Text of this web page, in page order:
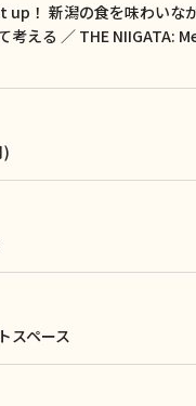
up！ 新潟の食を味わいな
考える ／ THE NIIGATA:
)
スペース